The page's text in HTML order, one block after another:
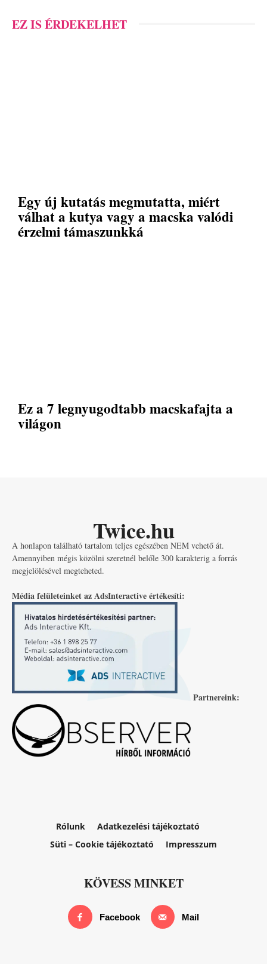
EZ IS ÉRDEKELHET
Egy új kutatás megmutatta, miért
válhat a kutya vagy a macska valódi
érzelmi támaszunkká
Ez a 7 legnyugodtabb macskafajta a
világon
Twice.hu
A honlapon található tartalom teljes egészében NEM vehető át.
Amennyiben mégis közölni szeretnél belőle 300 karakterig a forrás
megjelölésével megteheted.
Média felületeinket az AdsInteractive értékesíti:
Partnereink:
Rólunk
Adatkezelési tájékoztató
Süti – Cookie tájékoztató
Impresszum
KÖVESS MINKET
Facebook Mail